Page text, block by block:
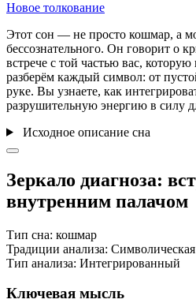
Новое толкование
Этот сон — не просто кошмар, а
бессознательного. Он говорит о
встрече с той частью вас,
разберём каждый символ: от
руке. Вы узнаете, как
разрушительную энергию в силу
Исходное описание сна
Зеркало диагноза:
внутренним палачом
Тип сна: кошмар
Традиции анализа: Символическая
Тип анализа: Интегрированный
Ключевая мысль